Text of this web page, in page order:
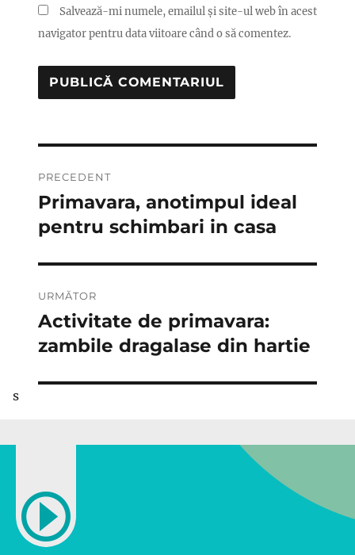
Salvează-mi numele, emailul și site-ul web în acest
navigator pentru data viitoare când o să comentez.
în
articole
PRECEDENT
Articolul
anterior:
Primavara, anotimpul ideal
pentru schimbari in casa
URMĂTOR
Articolul
următor:
Activitate de primavara:
zambile dragalase din hartie
s